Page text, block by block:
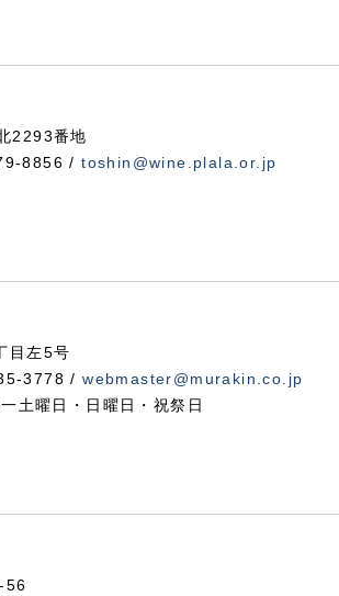
2293番地
8856 /toshin@wine.plala.or.jp
目左5号
3778 /webmaster@murakin.co.jp
土曜日・日曜日・祝祭日
56